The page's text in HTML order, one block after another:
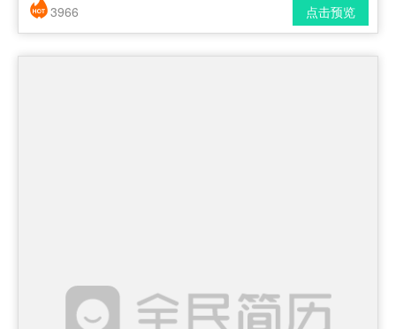
简历风格： 时尚 / 简洁 / 应届生
点击预览
3966